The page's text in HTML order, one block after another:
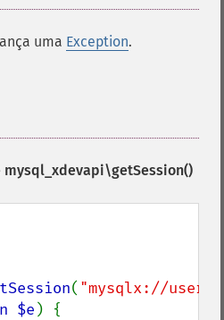
uma Exception.
mysql_xdevapi\getSession()
( "mysqlx://
$e ) {